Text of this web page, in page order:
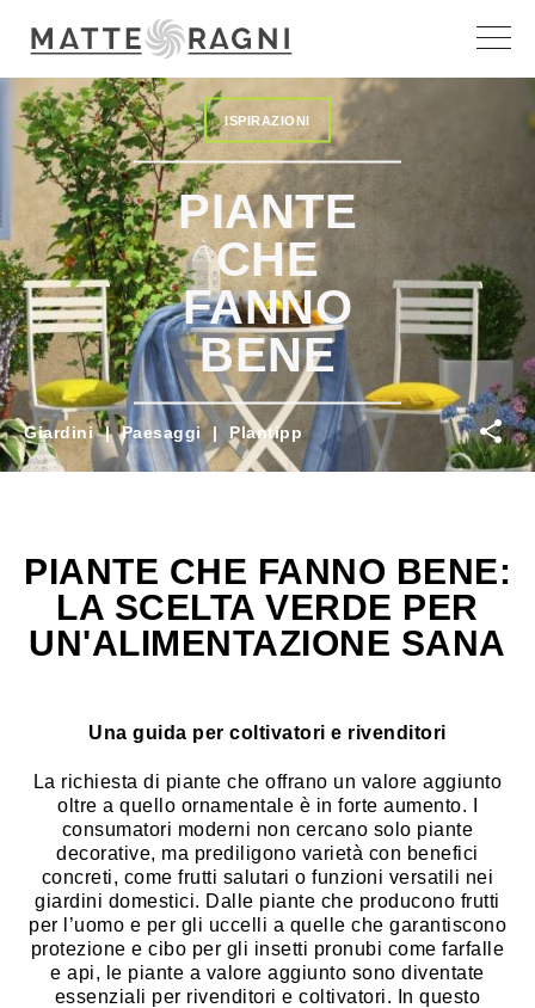
ISPIRAZIONI
PIANTE
CHE
FANNO
BENE
Giardini | Paesaggi | Plantipp
PIANTE CHE FANNO BENE:
LA SCELTA VERDE PER
UN'ALIMENTAZIONE SANA
Una guida per coltivatori e rivenditori
La richiesta di piante che offrano un valore aggiunto
oltre a quello ornamentale è in forte aumento. I
consumatori moderni non cercano solo piante
decorative, ma prediligono varietà con benefici
concreti, come frutti salutari o funzioni versatili nei
giardini domestici. Dalle piante che producono frutti
per l’uomo e per gli uccelli a quelle che garantiscono
protezione e cibo per gli insetti pronubi come farfalle
e api, le piante a valore aggiunto sono diventate
essenziali per rivenditori e coltivatori. In questo